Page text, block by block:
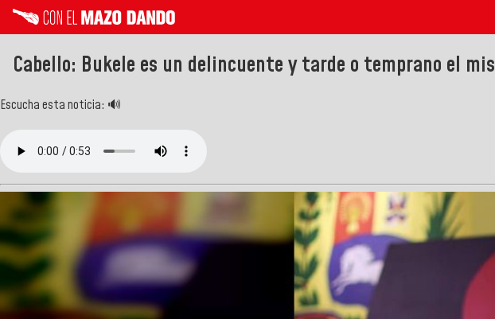
Cabello: Bukele es un delincuente y tarde o temprano el
Escucha esta noticia: 🔊